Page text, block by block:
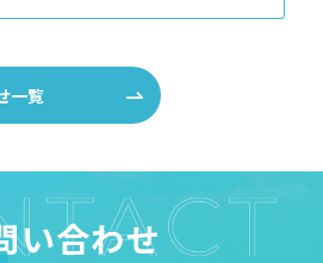
一覧
い合わせ